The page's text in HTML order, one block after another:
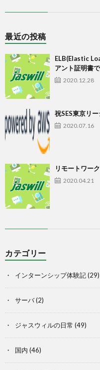
最近の投稿
ELB(Elastic
アント証明書
2020.12.28
祝SES東京リ
2020.07.16
リモートワー
2020.04.21
カテゴリー
インターンシップ体験記(29)
サーバ(2)
ジャスウィルの日常 (49)
国内 (46)